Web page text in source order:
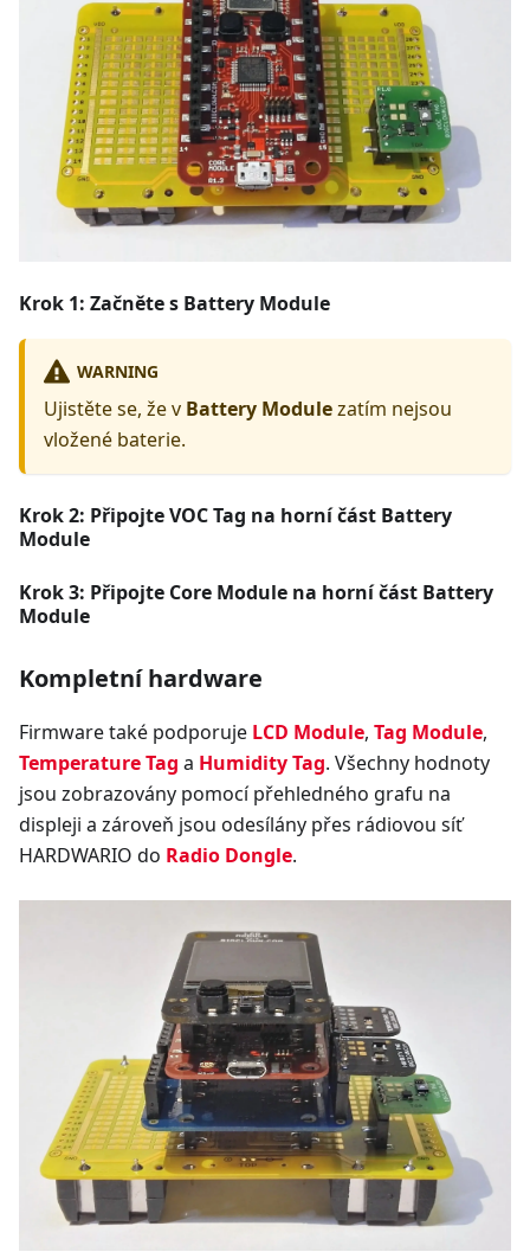
Krok 1: Začněte s Battery Module
WARNING
Ujistěte se, že v Battery Modulezatím nejsou
vložené baterie.
Krok 2: Připojte VOC Tag na horní část Battery
Module
Krok 3: Připojte Core Module na horní část Battery
Module
Kompletní hardware
Firmware také podporuje LCD Module, Tag Module,
Temperature Tag a Humidity Tag. Všechny hodnoty
jsou zobrazovány pomocí přehledného grafu na
displeji a zároveň jsou odesílány přes rádiovou síť
HARDWARIO do Radio Dongle.